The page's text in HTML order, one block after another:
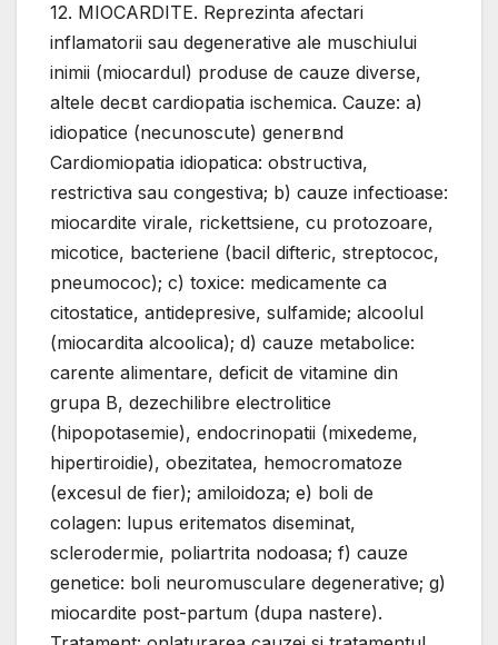
12. MIOCARDITE. Reprezinta afectari
inflamatorii sau degenerative ale muschiului
inimii (miocardul) produse de cauze diverse,
altele decвt cardiopatia ischemica. Cauze: a)
idiopatice (necunoscute) generвnd
Cardiomiopatia idiopatica: obstructiva,
restrictiva sau congestiva; b) cauze infectioase:
miocardite virale, rickettsiene, cu protozoare,
micotice, bacteriene (bacil difteric, streptococ,
pneumococ); c) toxice: medicamente ca
citostatice, antidepresive, sulfamide; alcoolul
(miocardita alcoolica); d) cauze metabolice:
carente alimentare, deficit de vitamine din
grupa B, dezechilibre electrolitice
(hipopotasemie), endocrinopatii (mixedeme,
hipertiroidie), obezitatea, hemocromatoze
(excesul de fier); amiloidoza; e) boli de
colagen: lupus eritematos diseminat,
sclerodermie, poliartrita nodoasa; f) cauze
genetice: boli neuromusculare degenerative; g)
miocardite post-partum (dupa nastere).